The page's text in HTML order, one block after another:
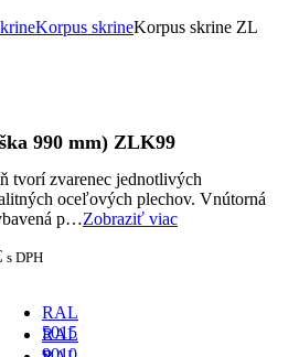
Korpus skrineKorpus skrine ZL
990 mm) ZLK99
tvorí zvarenec jednotlivých
oceľových plechov. Vnútorná
p…Zobraziť viac
s DPH
RAL
5015
-
RAL